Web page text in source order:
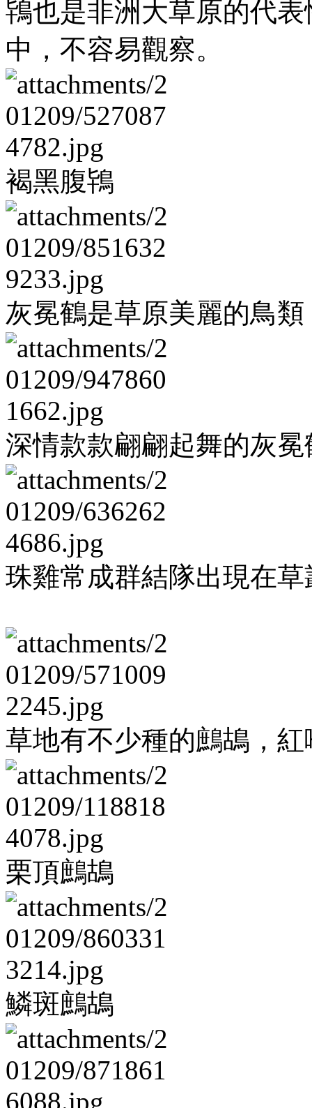
鴇也是非洲大草原的代
中，不容易觀察。
褐黑腹鴇
灰冕鶴是草原美麗的鳥類
深情款款翩翩起舞的灰冕
珠雞常成群結隊出現在草
草地有不少種的鷓鴣，紅
栗頂鷓鴣
鱗斑鷓鴣